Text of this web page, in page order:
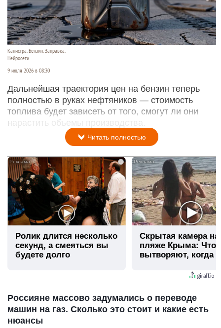
Канистра. Бензин. Заправка.
Нейросети
9 июля 2026 в 08:30
Дальнейшая траектория цен на бензин теперь
полностью в руках нефтяников — стоимость
топлива будет зависеть от того, смогут ли они
нарастить объемы производства.
Читать полностью
Ролик длится несколько
секунд, а смеяться вы
будете долго
Скрытая камера на
пляже Крыма: Что
вытворяют, когда
Россияне массово задумались о переводе
машин на газ. Сколько это стоит и какие есть
нюансы